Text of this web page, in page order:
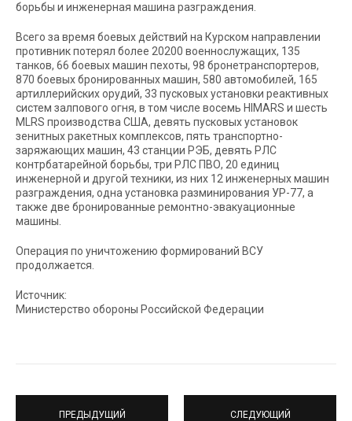
борьбы и инженерная машина разграждения.
Всего за время боевых действий на Курском направлении
противник потерял более 20200 военнослужащих, 135
танков, 66 боевых машин пехоты, 98 бронетранспортеров,
870 боевых бронированных машин, 580 автомобилей, 165
артиллерийских орудий, 33 пусковых установки реактивных
систем залпового огня, в том числе восемь HIMARS и шесть
MLRS производства США, девять пусковых установок
зенитных ракетных комплексов, пять транспортно-
заряжающих машин, 43 станции РЭБ, девять РЛС
контрбатарейной борьбы, три РЛС ПВО, 20 единиц
инженерной и другой техники, из них 12 инженерных машин
разграждения, одна установка разминирования УР-77, а
также две бронированные ремонтно-эвакуационные
машины.
Операция по уничтожению формирований ВСУ
продолжается.
Источник:
Министерство обороны Российской Федерации
ПРЕДЫДУЩИЙ СЛЕДУЮЩИЙ